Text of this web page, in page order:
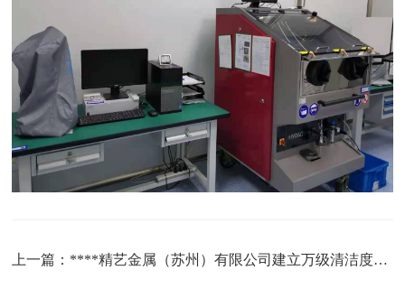
上一篇： ****精艺金属（苏州）有限公司建立万级清洁度检测实验室